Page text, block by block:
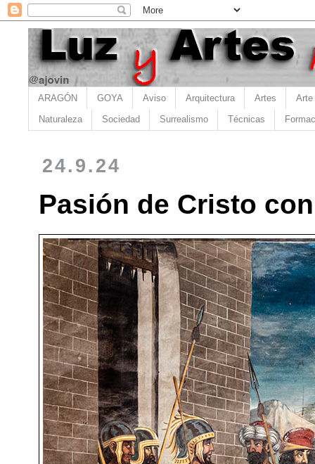
ARAGÓN GOYA Aviso Arquitectura Artes Arte
Naturaleza Sociedad Surrealismo Técnicas
24.9.24
Pasión de Cristo